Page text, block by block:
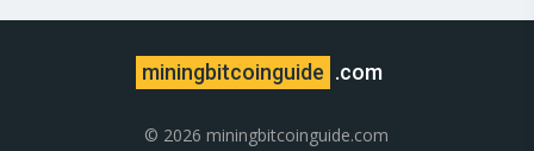
miningbitcoinguide .com
© 2026 miningbitcoinguide.com